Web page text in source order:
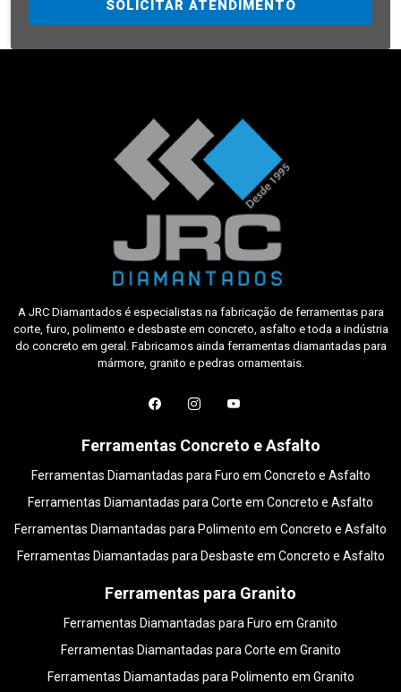
SOLICITAR ATENDIMENTO
A JRC Diamantados é especialistas na fabricação de ferramentas para
corte, furo, polimento e desbaste em concreto, asfalto e toda a indústria
do concreto em geral. Fabricamos ainda ferramentas diamantadas para
mármore, granito e pedras ornamentais.
Ferramentas Concreto e Asfalto
Ferramentas Diamantadas para Furo em Concreto e Asfalto
Ferramentas Diamantadas para Corte em Concreto e Asfalto
Ferramentas Diamantadas para Polimento em Concreto e Asfalto
Ferramentas Diamantadas para Desbaste em Concreto e Asfalto
Ferramentas para Granito
Ferramentas Diamantadas para Furo em Granito
Ferramentas Diamantadas para Corte em Granito
Ferramentas Diamantadas para Polimento em Granito